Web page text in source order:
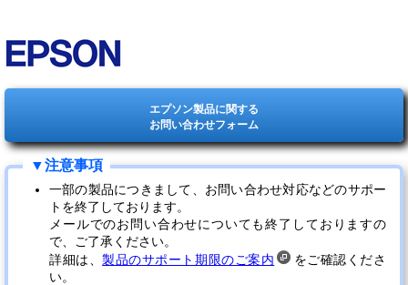
エプソン製品に関する
お問い合わせフォーム
一部の製品につきまして、お問い合わせ対応などのサポー
トを終了しております。
メールでのお問い合わせについても終了しておりますの
で、ご了承ください。
詳細は、製品のサポート期限のご案内
をご確認くださ
い。